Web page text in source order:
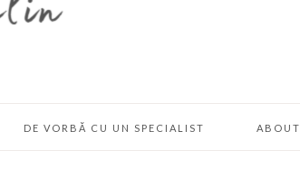
DE VORBĂ CU UN SPECIALIST ABOUT